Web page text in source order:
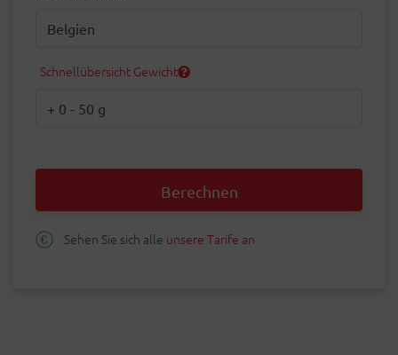
Schnellübersicht Gewicht
Berechnen
Sehen Sie sich alle unsere Tarife an